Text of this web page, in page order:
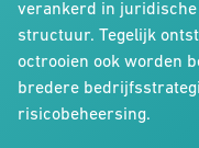
verankerd in juridische
structuur. Tegelijk
octrooien ook worden
bredere
risicobeheersing.